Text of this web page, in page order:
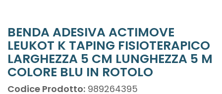
BENDA ADESIVA ACTIMOVE
LEUKOT K TAPING FISIOTERAPICO
LARGHEZZA 5 CM LUNGHEZZA 5 M
COLORE BLU IN ROTOLO
Codice Prodotto: 989264395